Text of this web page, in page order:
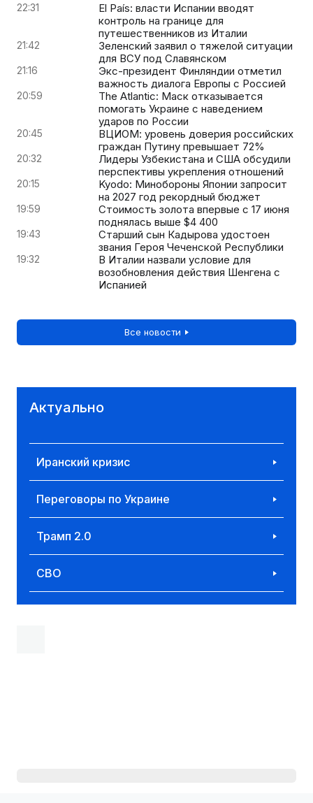
22:31
El País: власти Испании вводят
контроль на границе для
путешественников из Италии
21:42
Зеленский заявил о тяжелой ситуации
для ВСУ под Славянском
21:16
Экс-президент Финляндии отметил
важность диалога Европы с Россией
20:59
The Atlantic: Маск отказывается
помогать Украине с наведением
ударов по России
20:45
ВЦИОМ: уровень доверия российских
граждан Путину превышает 72%
20:32
Лидеры Узбекистана и США обсудили
перспективы укрепления отношений
20:15
Kyodo: Минобороны Японии запросит
на 2027 год рекордный бюджет
19:59
Стоимость золота впервые с 17 июня
поднялась выше $4 400
19:43
Старший сын Кадырова удостоен
звания Героя Чеченской Республики
19:32
В Италии назвали условие для
возобновления действия Шенгена с
Испанией
Все новости
Актуально
Иранский кризис
Переговоры по Украине
Трамп 2.0
СВО